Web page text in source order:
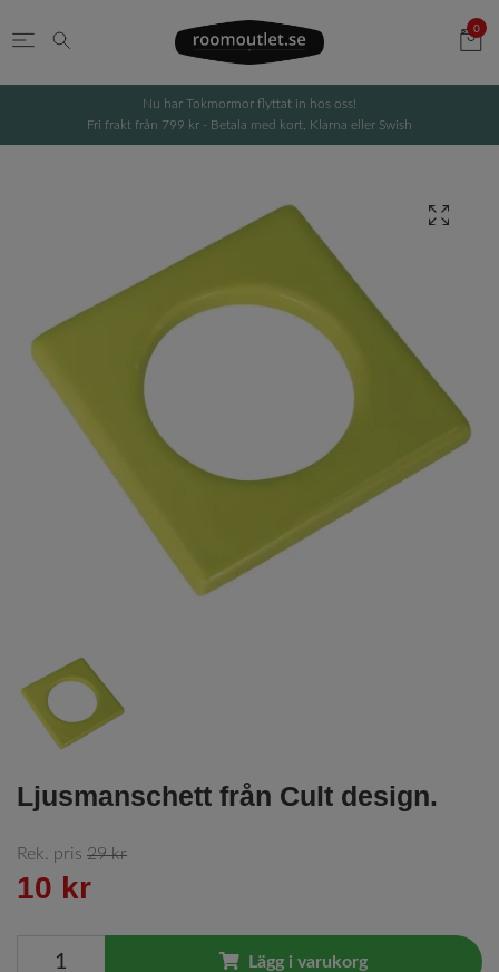
0
Nu har Tokmormor flyttat in hos oss!
Fri frakt från 799 kr - Betala med kort, Klarna eller Swish
Ljusmanschett från Cult design.
Rek. pris 29 kr
10 kr
Lägg i varukorg